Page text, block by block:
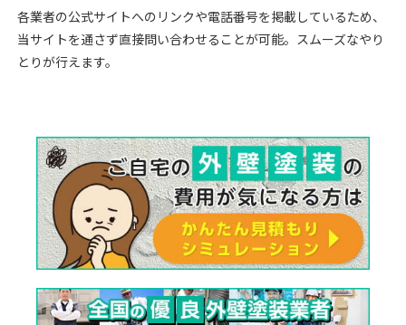
各業者の公式サイトへのリンクや電話番号を掲載しているため、
当サイトを通さず直接問い合わせることが可能。スムーズなやり
とりが行えます。